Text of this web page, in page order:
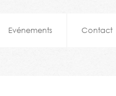
Evénements Contact